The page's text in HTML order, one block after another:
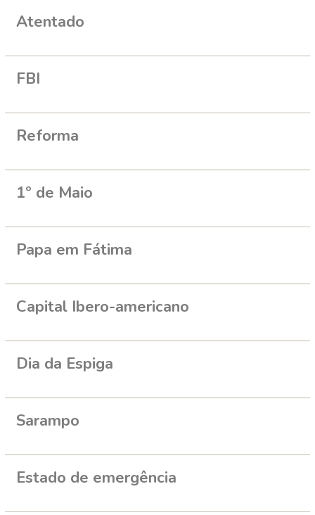
Atentado
FBI
Reforma
1º de Maio
Papa em Fátima
Capital Ibero-americano
Dia da Espiga
Sarampo
Estado de emergência